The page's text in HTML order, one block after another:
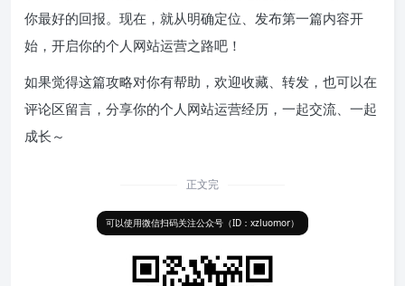
你最好的回报。现在，就从明确定位、发布第一篇内容开
始，开启你的个人网站运营之路吧！
如果觉得这篇攻略对你有帮助，欢迎收藏、转发，也可以在
评论区留言，分享你的个人网站运营经历，一起交流、一起
成长～
正文完
可以使用微信扫码关注公众号（ID：xzluomor）